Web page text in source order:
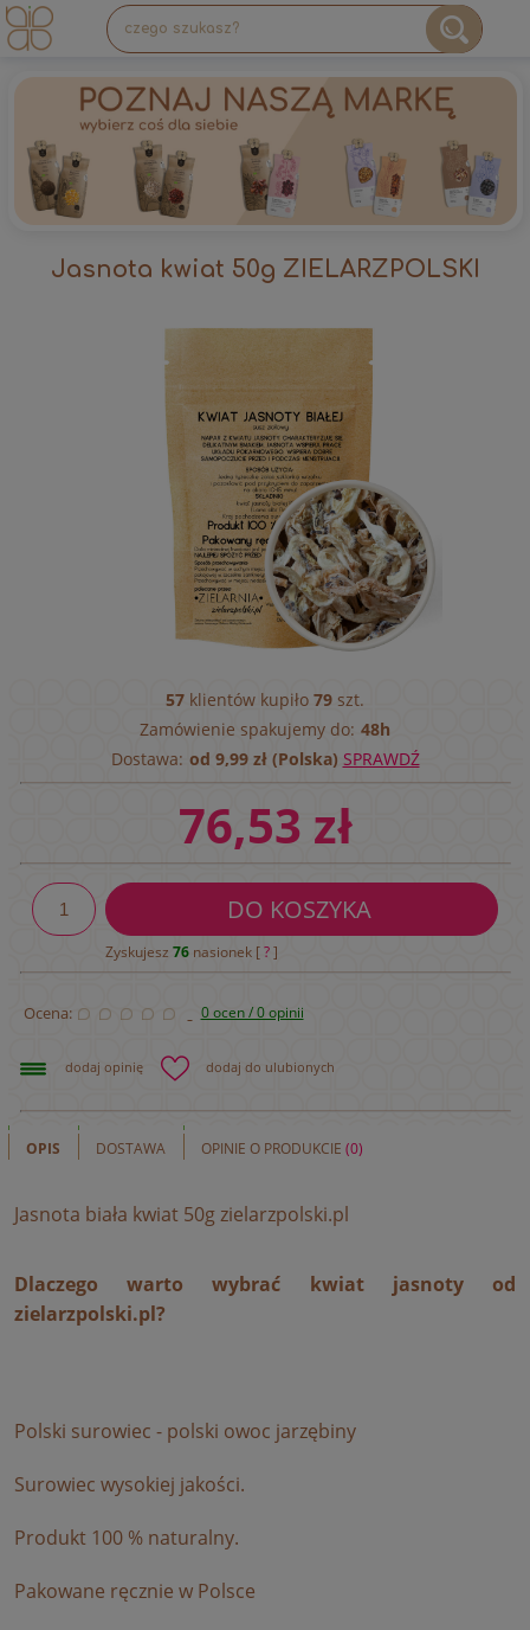
Jasnota kwiat 50g ZIELARZPOLSKI
57 klientów kupiło 79 szt.
Zamówienie spakujemy do: 48h
Dostawa: od 9,99 zł (Polska) SPRAWDŹ
76,53 zł
DO KOSZYKA
Zyskujesz76 nasionek [?]
Ocena: 0 ocen / 0 opinii
dodaj opinię dodaj do ulubionych
OPIS DOSTAWA OPINIE O PRODUKCIE (0)
Jasnota biała kwiat 50g zielarzpolski.pl
Dlaczego warto wybrać kwiat jasnoty od
zielarzpolski.pl?
Polski surowiec - polski owoc jarzębiny
Surowiec wysokiej jakości.
Produkt 100 % naturalny.
Pakowane ręcznie w Polsce